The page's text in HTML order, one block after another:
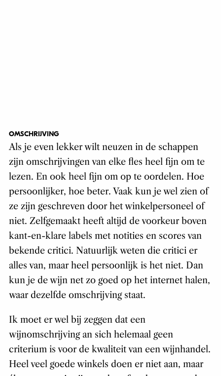
OMSCHRIJVING
Als je even lekker wilt neuzen in de schappen
zijn omschrijvingen van elke fles heel fijn om te
lezen. En ook heel fijn om op te oordelen. Hoe
persoonlijker, hoe beter. Vaak kun je wel zien of
ze zijn geschreven door het winkelpersoneel of
niet. Zelfgemaakt heeft altijd de voorkeur boven
kant-en-klare labels met notities en scores van
bekende critici. Natuurlijk weten die critici er
alles van, maar heel persoonlijk is het niet. Dan
kun je de wijn net zo goed op het internet halen,
waar dezelfde omschrijving staat.
Ik moet er wel bij zeggen dat een
wijnomschrijving an sich helemaal geen
criterium is voor de kwaliteit van een wijnhandel.
Heel veel goede winkels doen er niet aan, maar